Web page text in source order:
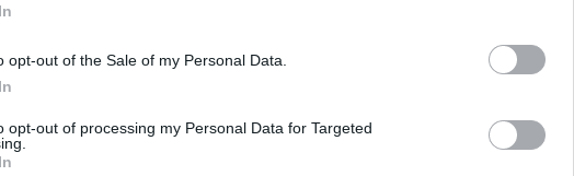
opt-out of the Sale of my Personal Data.
opt-out of processing my Personal Data for Targeted
unito risorse pubbliche e volontà locale: